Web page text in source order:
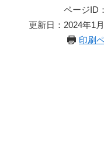
ページID
更新日：2024年1
印刷